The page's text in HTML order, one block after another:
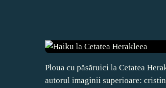
Ploua cu păsăruici la Cetatea
autorul imaginii superioare: